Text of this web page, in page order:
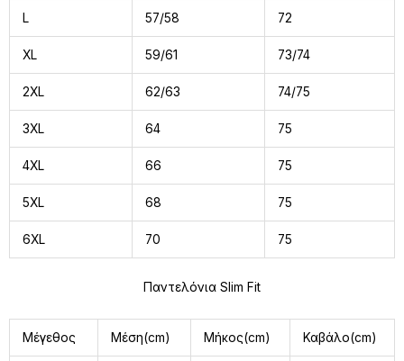
L 57/58 72
XL 59/61 73/74
2XL 62/63 74/75
3XL 64 75
4XL 66 75
5XL 68 75
6XL 70 75
Παντελόνια Slim Fit
Μέγεθος Μέση(cm) Μήκος(cm) Καβάλο(cm)